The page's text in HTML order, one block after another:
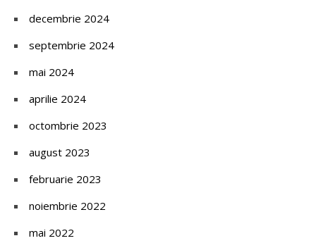
decembrie 2024
septembrie 2024
mai 2024
aprilie 2024
octombrie 2023
august 2023
februarie 2023
noiembrie 2022
mai 2022